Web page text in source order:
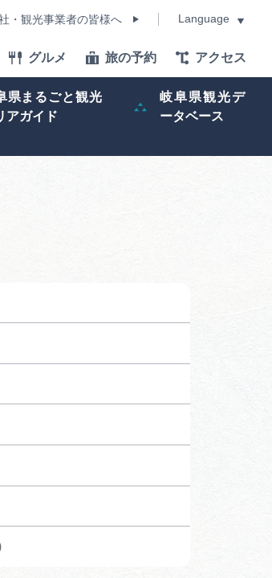
・観光事業者の皆様へ Language
グルメ 旅の予約 アクセス
県まるごと観光
アガイド
岐阜県観光デ
ータベース
イド